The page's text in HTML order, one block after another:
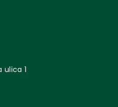
ulica 1